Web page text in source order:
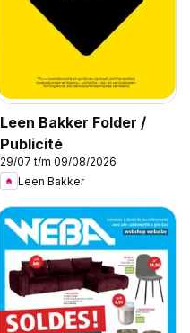
Leen Bakker Folder /
Publicité
29/07 t/m 09/08/2026
Leen Bakker